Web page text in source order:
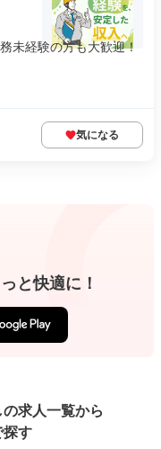
未経験の方も大歓迎！
気になる
と快適に！
求人一覧から
探す